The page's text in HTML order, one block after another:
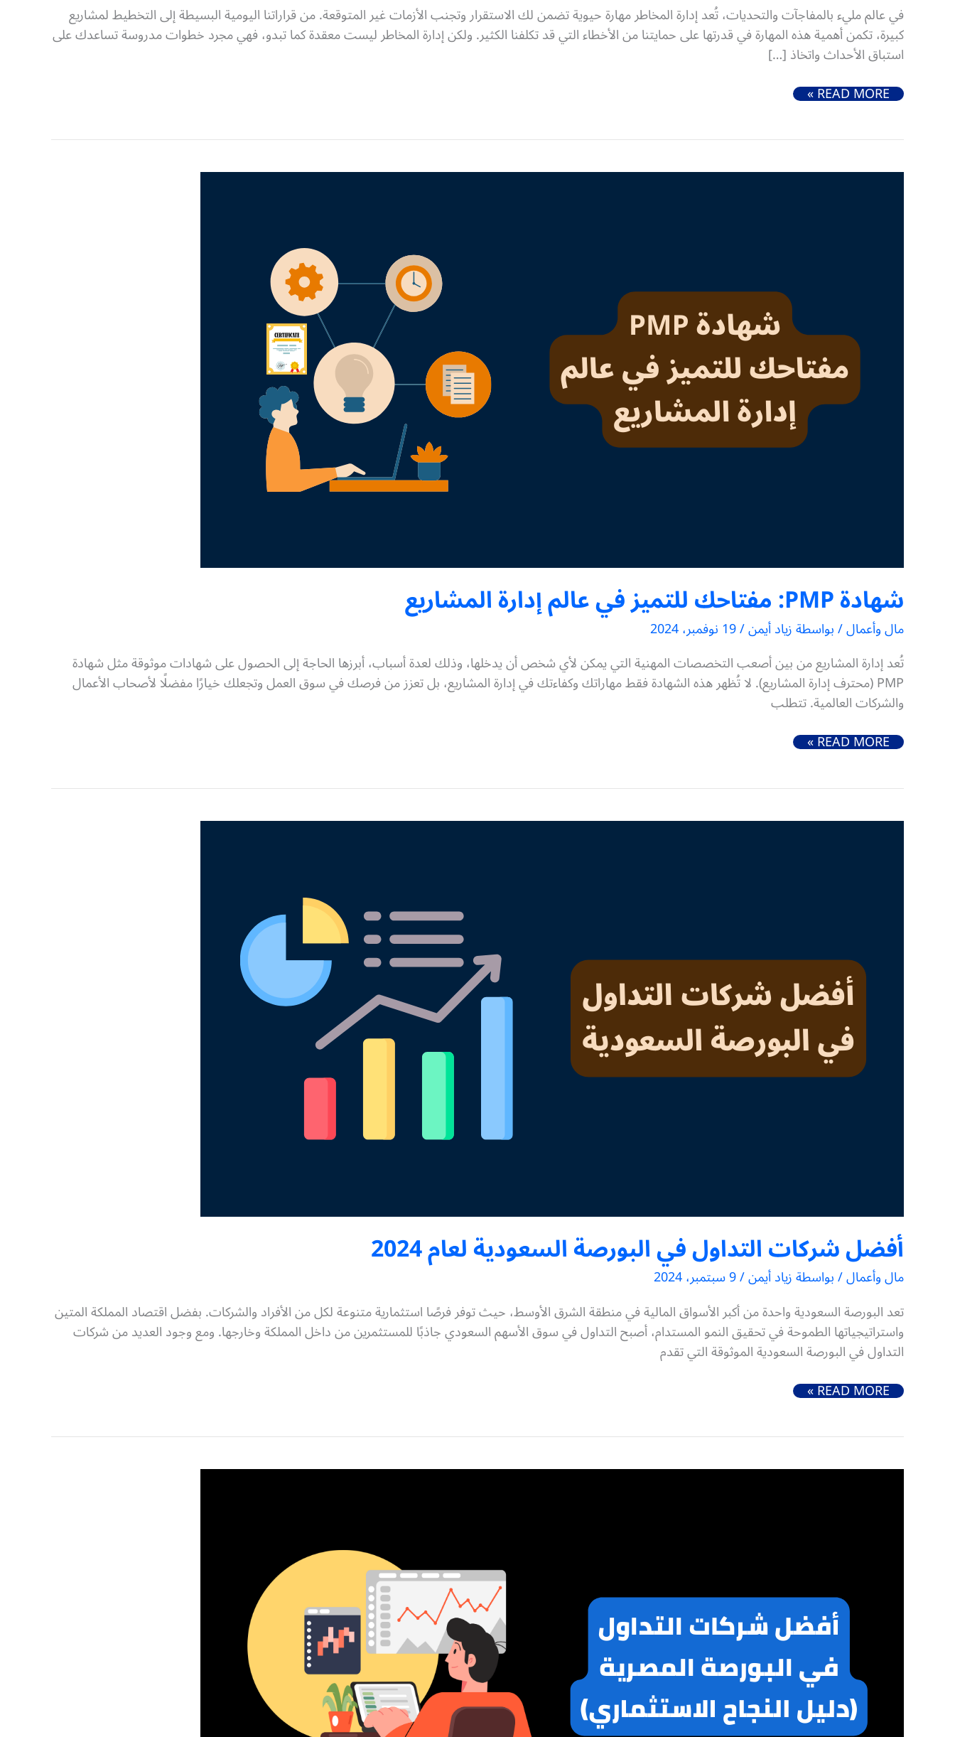
في عالم مليء بالمفاجآت والتحديات، تُعد إدارة المخاطر مهارة حيوية تضمن لك الاستقرار وتجنب الأزمات غير المتوقعة. من قراراتنا اليومية البسيطة إلى التخطيط لمشاريع
كبيرة، تكمن أهمية هذه المهارة في قدرتها على حمايتنا من الأخطاء التي قد تكلفنا الكثير. ولكن إدارة المخاطر ليست معقدة كما تبدو، فهي مجرد خطوات مدروسة تساعدك على
استباق الأحداث واتخاذ […]
إدارة المخاطر: دليلك الشامل لتجنب الأزمات وتحقيق النجاح بثقة
READ MORE »
شهادة PMP: مفتاحك للتميز في عالم إدارة المشاريع
مال وأعمال/ بواسطةزياد أيمن/19 نوفمبر، 2024
تُعد إدارة المشاريع من بين أصعب التخصصات المهنية التي يمكن لأي شخص أن يدخلها، وذلك لعدة أسباب، أبرزها الحاجة إلى الحصول على شهادات موثوقة مثل شهادة
PMP (محترف إدارة المشاريع). لا تُظهر هذه الشهادة فقط مهاراتك وكفاءتك في إدارة المشاريع، بل تعزز من فرصك في سوق العمل وتجعلك خيارًا مفضلًا لأصحاب الأعمال
والشركات العالمية. تتطلب
شهادة PMP: مفتاحك للتميز في عالم إدارة المشاريع
READ MORE »
أفضل شركات التداول في البورصة السعودية لعام 2024
مال وأعمال/ بواسطةزياد أيمن/9 سبتمبر، 2024
تعد البورصة السعودية واحدة من أكبر الأسواق المالية في منطقة الشرق الأوسط، حيث توفر فرصًا استثمارية متنوعة لكل من الأفراد والشركات. بفضل اقتصاد المملكة المتين
واستراتيجياتها الطموحة في تحقيق النمو المستدام، أصبح التداول في سوق الأسهم السعودي جاذبًا للمستثمرين من داخل المملكة وخارجها. ومع وجود العديد من شركات
التداول في البورصة السعودية الموثوقة التي تقدم
أفضل شركات التداول في البورصة السعودية لعام 2024
READ MORE »